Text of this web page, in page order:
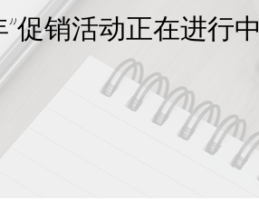
促销活动正在进行中